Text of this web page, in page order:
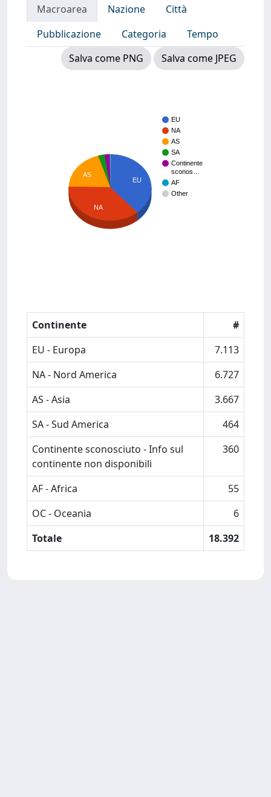
Macroarea Nazione
Città
Pubblicazione
Categoria
Tempo
Salva come PNG
Salva come JPEG
EU
NA
AS
SA
Continente
sconos…
AF
Other
EU
AS
NA
Continente
#
EU - Europa
7.113
NA - Nord America
6.727
AS - Asia
3.667
SA - Sud America
464
Continente sconosciuto - Info sul
continente non disponibili
360
AF - Africa
55
OC - Oceania
6
Totale
18.392